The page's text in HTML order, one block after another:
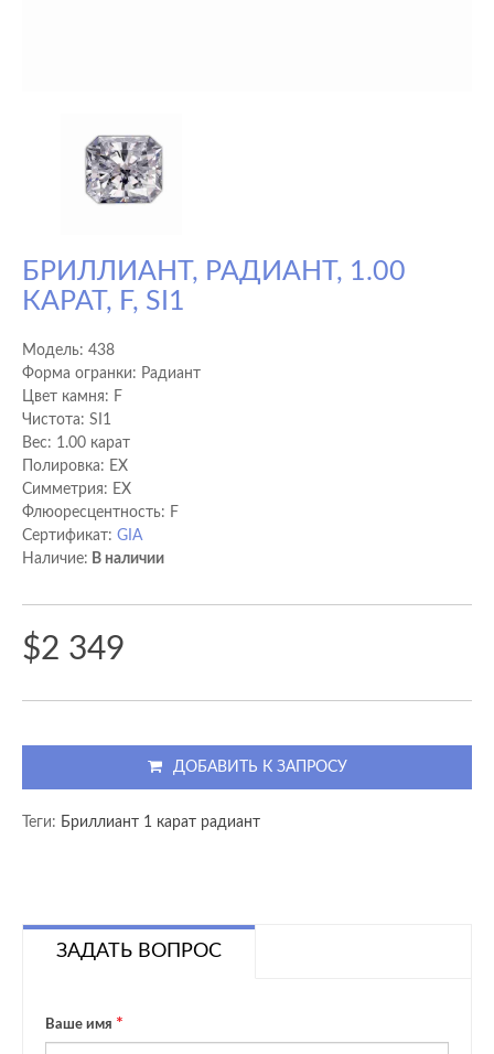
БРИЛЛИАНТ, РАДИАНТ, 1.00
КАРАТ, F, SI1
Модель: 438
Форма огранки: Радиант
Цвет камня: F
Чистота: SI1
Вес: 1.00 карат
Полировка: EX
Cимметрия: EX
Флюоресцентность: F
Сертификат: GIA
Наличие: В наличии
$2 349
ДОБАВИТЬ К ЗАПРОСУ
Теги: Бриллиант 1 карат радиант
ЗАДАТЬ ВОПРОС
Ваше имя